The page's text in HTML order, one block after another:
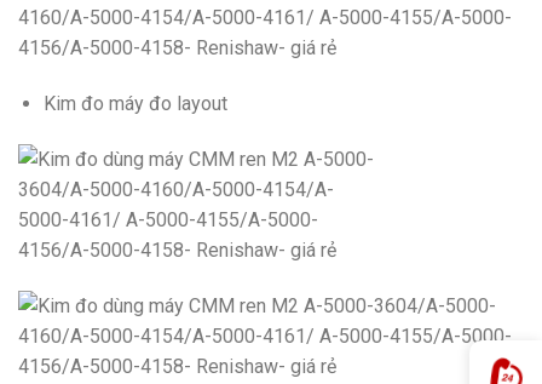
Kim đo máy đo layout